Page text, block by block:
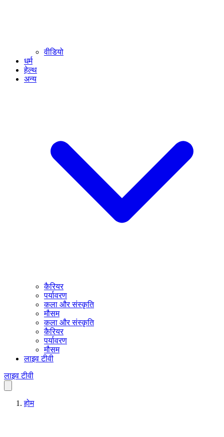
वीडियो
धर्म
हेल्थ
अन्य
कैरियर
पर्यावरण
कला और संस्कृति
मौसम
कला और संस्कृति
कैरियर
पर्यावरण
मौसम
लाइव टीवी
लाइव टीवी
होम